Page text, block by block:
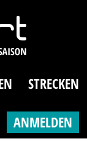
STRECKEN
ANMELDEN